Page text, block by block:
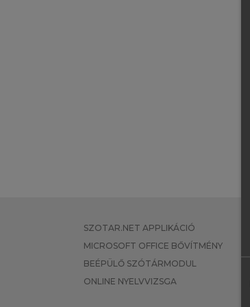
SZOTAR.NET APPLIKÁCIÓ
MICROSOFT OFFICE BŐVÍTMÉNY
BEÉPÜLŐ SZÓTÁRMODUL
ONLINE NYELVVIZSGA